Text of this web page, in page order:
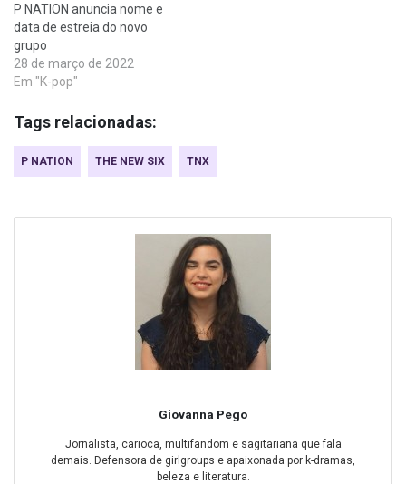
P NATION anuncia nome e
data de estreia do novo
grupo
28 de março de 2022
Em "K-pop"
Tags relacionadas:
P NATION THE NEW SIX TNX
Giovanna Pego
Jornalista, carioca, multifandom e sagitariana que fala
demais. Defensora de girlgroups e apaixonada por k-dramas,
beleza e literatura.